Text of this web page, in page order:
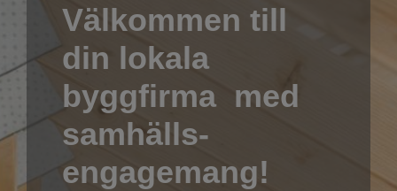
Välkommen till
​​​​​​​din lokala
byggfirma med
samhälls-
engagemang!